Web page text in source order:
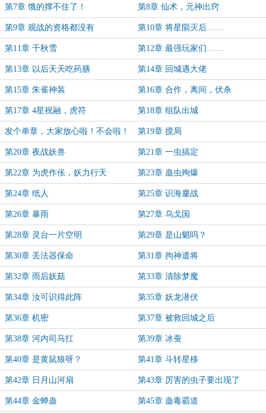
第7章 饿的撑不住了！ 第8章 仙术，元神出窍
第9章 观战的资格都没有 第10章 将星陨灭后……
第11章 千秋雪 第12章 最强玩家们……
第13章 以后天天吃药膳 第14章 回城遇大佬
第15章 朱雀神装 第16章 合作，离间，伏杀
第17章 4星祝融，虎符 第18章 组队出城
发个单章，大家放心啦！不会啦！ 第19章 搅局
第20章 夜战妖兽 第21章 一虫搞定
第22章 为虎作伥，妖力行天 第23章 蛊虫殉爆
第24章 纸人 第25章 识海鏖战
第26章 暴雨 第27章 乌戈国
第28章 灵台一片空明 第29章 是山魈吗？
第30章 丢法器保命 第31章 拘神遣将
第32章 雨后妖菇 第33章 清除梦魔
第34章 汝可识得此阵 第35章 妖龙潜伏
第36章 机密 第37章 被救回城之后
第38章 河内司马扛 第39章 冰蚕
第40章 是黄鼠狼呀？ 第41章 斗转星移
第42章 日月山河扇 第43章 厉害的虫子要出现了
第44章 金蝉蛊 第45章 蛊毒霸道